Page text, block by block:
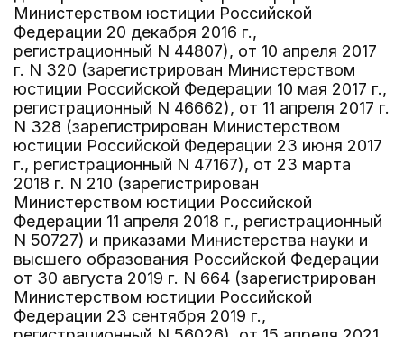
Министерством юстиции Российской
Федерации 20 декабря 2016 г.,
регистрационный N 44807), от 10 апреля 2017
г. N 320 (зарегистрирован Министерством
юстиции Российской Федерации 10 мая 2017 г.,
регистрационный N 46662), от 11 апреля 2017 г.
N 328 (зарегистрирован Министерством
юстиции Российской Федерации 23 июня 2017
г., регистрационный N 47167), от 23 марта
2018 г. N 210 (зарегистрирован
Министерством юстиции Российской
Федерации 11 апреля 2018 г., регистрационный
N 50727) и приказами Министерства науки и
высшего образования Российской Федерации
от 30 августа 2019 г. N 664 (зарегистрирован
Министерством юстиции Российской
Федерации 23 сентября 2019 г.,